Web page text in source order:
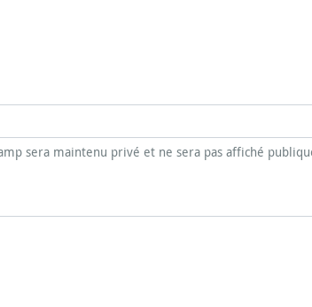
sera maintenu privé et ne sera pas affiché